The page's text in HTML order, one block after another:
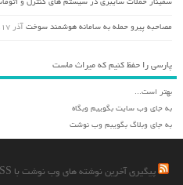
سمینار حملات سایبری در سیستم های کنترل و
مصاحبه پیرو حمله به سامانه هوشمند سوخت آذر ۱۷, ۱۴۰۰
پارسی را حفظ کنیم که میراث ماست
بهتر است...
به جای وب سایت بگوییم وبگاه
به جای وبلاگ بگویبم وب نوشت
پیگیری آخرین نوشته های وب نوشت با RSS